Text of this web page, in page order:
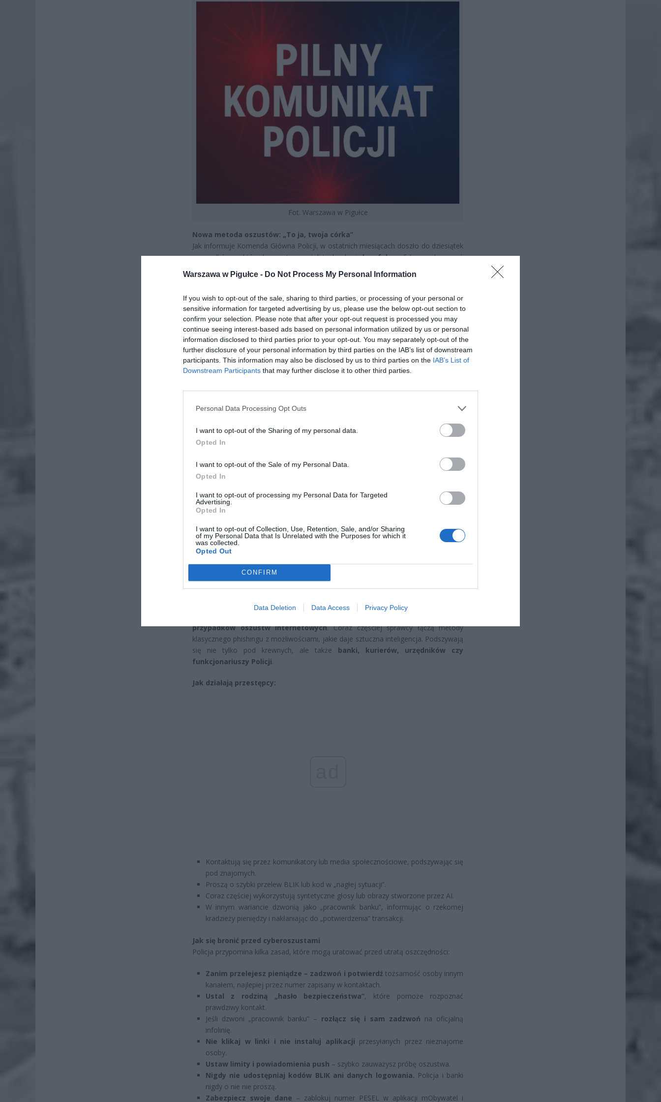
Warszawa w Pigułce - Do Not Process My Personal Information
If you wish to opt-out of the sale, sharing to third parties, or processing of your personal or
sensitive information for targeted advertising by us, please use the below opt-out section to
confirm your selection. Please note that after your opt-out request is processed you may
continue seeing interest-based ads based on personal information utilized by us or personal
information disclosed to third parties prior to your opt-out. You may separately opt-out of the
further disclosure of your personal information by third parties on the IAB’s list of downstream
participants. This information may also be disclosed by us to third parties on the IAB’s List of
Downstream Participants that may further disclose it to other third parties.
Personal Data Processing Opt Outs
I want to opt-out of the Sharing of my personal data.
Opted In
I want to opt-out of the Sale of my Personal Data.
Opted In
I want to opt-out of processing my Personal Data for Targeted
Advertising.
Opted In
I want to opt-out of Collection, Use, Retention, Sale, and/or Sharing
of my Personal Data that Is Unrelated with the Purposes for which it
was collected.
Opted Out
CONFIRM
Data Deletion Data Access Privacy Policy
Fot. Warszawa w Pigułce
Nowa metoda oszustów: „To ja, twoja córka”
Jak informuje Komenda Główna Policji, w ostatnich miesiącach doszło do dziesiątek
przypadków, w których przestępcy użyli technologiideepfake– fałszywych nagrań
„pracownikiem banku” może brzmieć całkowicie wiarygodnie.
problemem – awarią samochodu, wypadkiem lub blokadą konta. Wykorzystuje
emocje i presję czasu, aby ofiara działała impulsywnie.
ZOBACZ RÓWNIEŻ:
26-letni obywatel Ukrainy zaatakował zakonnicę i zerwał jej krzyż.
8 sierpnia 2026 15:40
Nawet 3600 zł miesięcznie zamiast 800+. Nowa propozycja dla
rodziców dzieci do 3. roku życia
Oszustwa w liczbach
przypadków oszustw internetowych. Coraz częściej sprawcy łączą metody
klasycznego phishingu z możliwościami, jakie daje sztuczna inteligencja. Podszywają
się nie tylko pod krewnych, ale także banki, kurierów, urzędników czy
funkcjonariuszy Policji.
Jak działają przestępcy:
Kontaktują się przez komunikatory lub media społecznościowe, podszywając się
pod znajomych.
Proszą o szybki przelew BLIK lub kod w „nagłej sytuacji”.
Coraz częściej wykorzystują syntetyczne głosy lub obrazy stworzone przez AI.
W innym wariancie dzwonią jako „pracownik banku”, informując o rzekomej
kradzieży pieniędzy i nakłaniając do „potwierdzenia” transakcji.
Jak się bronić przed cyberoszustami
Policja przypomina kilka zasad, które mogą uratować przed utratą oszczędności:
Zanim przelejesz pieniądze – zadzwoń i potwierdź tożsamość osoby innym
kanałem, najlepiej przez numer zapisany w kontaktach.
Ustal z rodziną „hasło bezpieczeństwa”, które pomoże rozpoznać
prawdziwy kontakt.
Jeśli dzwoni „pracownik banku” – rozłącz się i sam zadzwoń na oficjalną
infolinię.
Nie klikaj w linki i nie instaluj aplikacji przesyłanych przez nieznajome
osoby.
Ustaw limity i powiadomienia push – szybko zauważysz próbę oszustwa.
Nigdy nie udostępniaj kodów BLIK ani danych logowania. Policja i banki
nigdy o nie nie proszą.
Zabezpiecz swoje dane – zablokuj numer PESEL w aplikacji mObywatel i